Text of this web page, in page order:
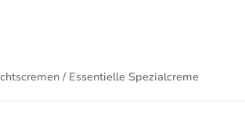
/ Essentielle Spezialcreme